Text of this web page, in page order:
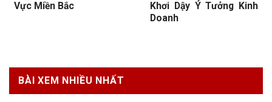
Vực Miền Bắc
Khơi Dậy Ý Tưởng Kinh
Doanh
BÀI XEM NHIỀU NHẤT